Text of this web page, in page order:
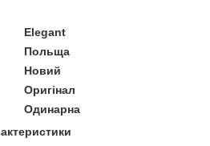
Elegant
Польща
Новий
Оригінал
Одинарна